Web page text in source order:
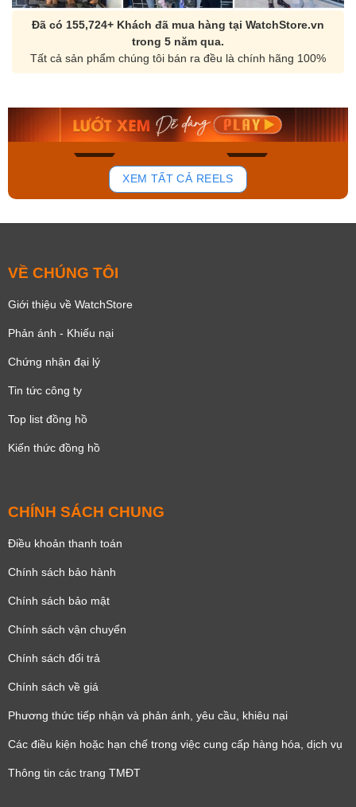
Đã có 155,724+ Khách đã mua hàng tại WatchStore.vn
trong 5 năm qua.
Tất cả sản phẩm chúng tôi bán ra đều là chính hãng 100%
131
Orient Nam RA-
Mua ngay
Casio Nam MTS-
Mua ngay
XEM TẤT CẢ REELS
VỀ CHÚNG TÔI
Giới thiệu về WatchStore
Phản ánh - Khiếu nại
Chứng nhận đại lý
Tin tức công ty
Top list đồng hồ
Kiến thức đồng hồ
CHÍNH SÁCH CHUNG
Điều khoản thanh toán
Chính sách bảo hành
Chính sách bảo mật
Chính sách vận chuyển
Chính sách đổi trả
Chính sách về giá
Phương thức tiếp nhận và phản ánh, yêu cầu, khiêu nại
Các điều kiện hoặc hạn chế trong việc cung cấp hàng hóa, dịch vụ
Thông tin các trang TMĐT